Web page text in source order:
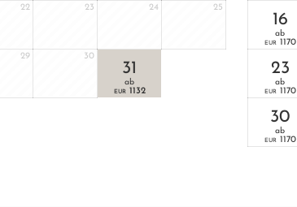
22 23 24 25
29 30
31
ab
EUR 1132
16
ab
EUR 1170
23
ab
EUR 1170
30
ab
EUR 1170